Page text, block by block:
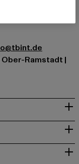
Polyester
Ramstadt |